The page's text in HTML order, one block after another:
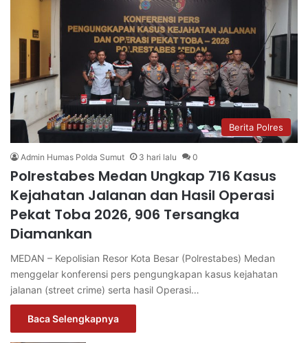
Berita Polres
Admin Humas Polda Sumut 3 hari lalu 0
Polrestabes Medan Ungkap 716 Kasus
Kejahatan Jalanan dan Hasil Operasi
Pekat Toba 2026, 906 Tersangka
Diamankan
MEDAN – Kepolisian Resor Kota Besar (Polrestabes) Medan
menggelar konferensi pers pengungkapan kasus kejahatan
jalanan (street crime) serta hasil Operasi…
Baca Selengkapnya